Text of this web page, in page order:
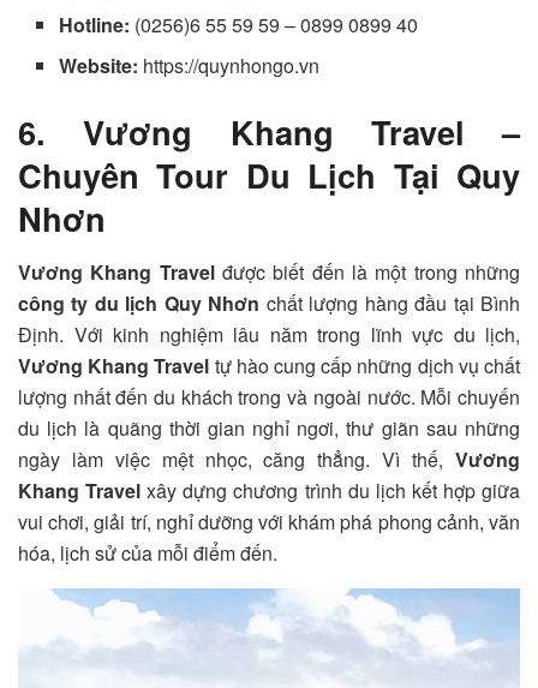
Hotline: (0256)6 55 59 59 – 0899 0899 40
Website: https://quynhongo.vn
6. Vương Khang Travel –
Chuyên Tour Du Lịch Tại Quy
Nhơn
Vương Khang Travel được biết đến là một trong những
công ty du lịch Quy Nhơn chất lượng hàng đầu tại Bình
Định. Với kinh nghiệm lâu năm trong lĩnh vực du lịch,
Vương Khang Travel tự hào cung cấp những dịch vụ chất
lượng nhất đến du khách trong và ngoài nước. Mỗi chuyến
du lịch là quãng thời gian nghỉ ngơi, thư giãn sau những
ngày làm việc mệt nhọc, căng thẳng. Vì thế, Vương
Khang Travel xây dựng chương trình du lịch kết hợp giữa
vui chơi, giải trí, nghỉ dưỡng với khám phá phong cảnh, văn
hóa, lịch sử của mỗi điểm đến.